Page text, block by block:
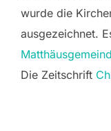
wurde die
ausgezeichnet.
Die Zeitschrift